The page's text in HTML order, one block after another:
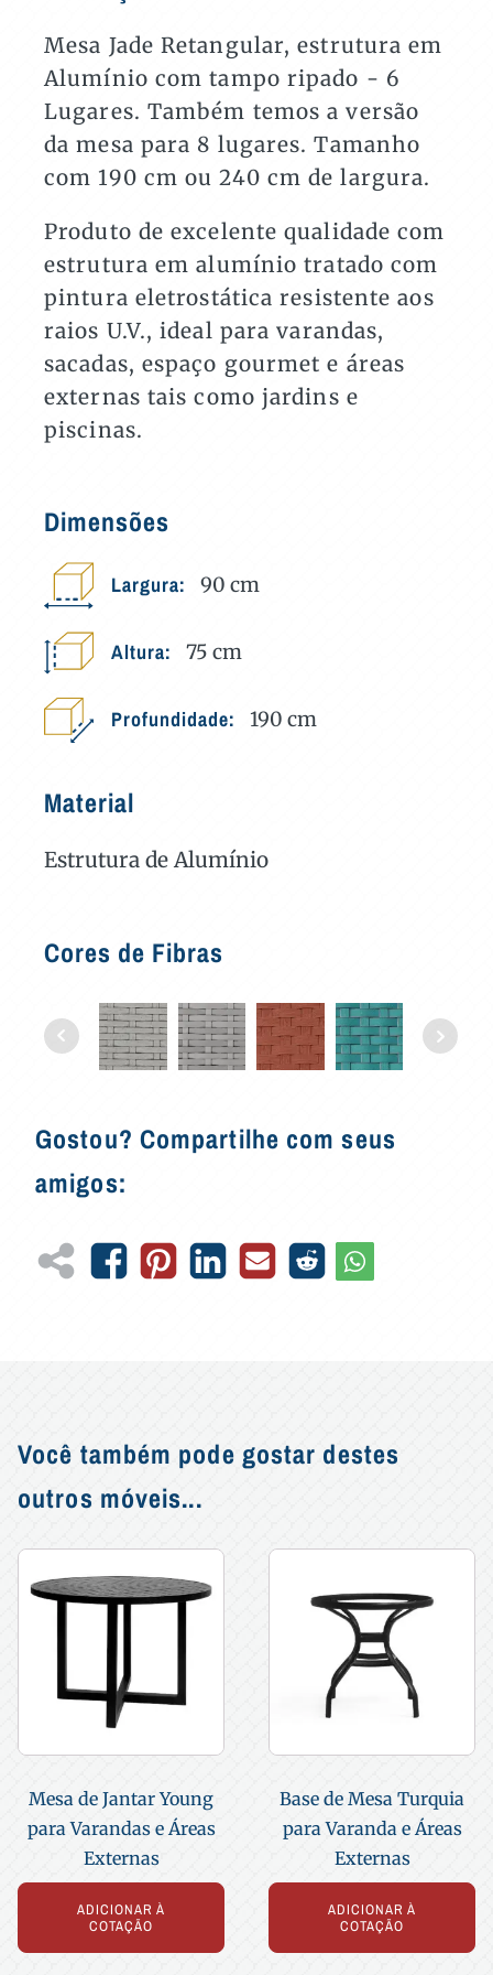
Externas
quantidade
Mesa Jade Retangular, estrutura em
Alumínio com tampo ripado - 6
Lugares. Também temos a versão
da mesa para 8 lugares. Tamanho
com 190 cm ou 240 cm de largura.
Produto de excelente qualidade com
estrutura em alumínio tratado com
pintura eletrostática resistente aos
raios U.V., ideal para varandas,
sacadas, espaço gourmet e áreas
externas tais como jardins e
piscinas.
Dimensões
Largura: 90 cm
Altura: 75 cm
Profundidade: 190 cm
Material
Estrutura de Alumínio
Cores de Fibras
Gostou? Compartilhe com seus
amigos:
Você também pode gostar destes
outros móveis...
Mesa de Jantar Young
para Varandas e Áreas
Externas
ADICIONAR À
COTAÇÃO
Base de Mesa Turquia
para Varanda e Áreas
Externas
ADICIONAR À
COTAÇÃO